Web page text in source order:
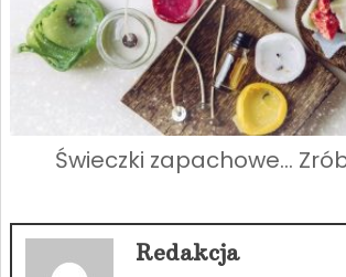
Świeczki zapachowe…
Redakcja